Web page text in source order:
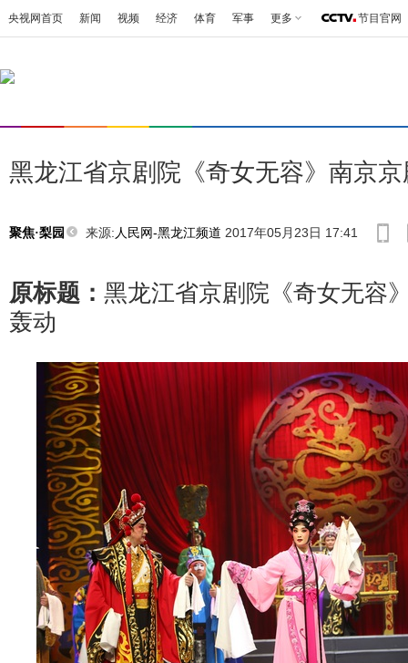
央视网首页 新闻 视频 经济 体育 军事 更多 节目官网
黑龙江省京剧院《奇女无容》南京
聚焦·梨园 来源: 人民网-黑龙江频道 2017年05月23日 17:41
原标题： 黑龙江省京剧院《奇女无容
轰动